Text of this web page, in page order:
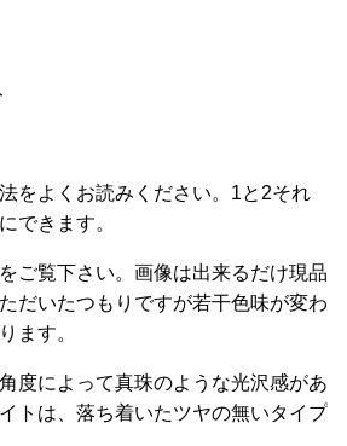
をよくお読みください。1と2それ
できます。
ご覧下さい。画像は出来るだけ現品
だいたつもりですが若干色味が変わ
ます。
度によって真珠のような光沢感があ
トは、落ち着いたツヤの無いタイプ